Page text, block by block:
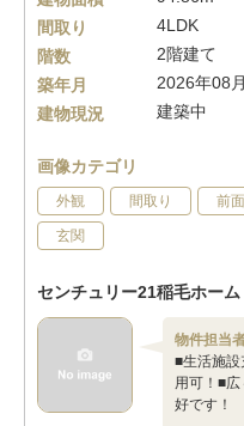
間取り
4LDK
階数
2階建て
築年月
2026年08
建物現況
建築中
画像カテゴリ
外観 間取り 前
玄関
センチュリー21稲毛ホーム
物件担当
■生活施設
用可！■
好です！